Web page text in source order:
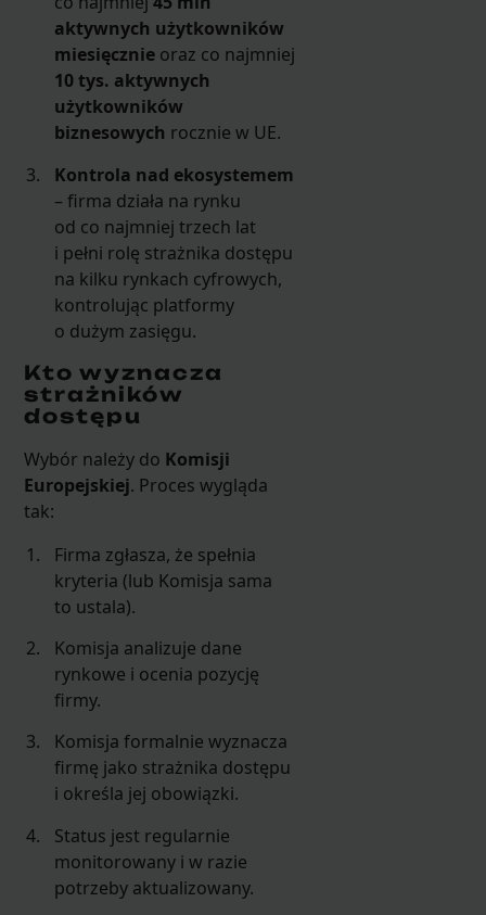
aktywnych użytkowników
miesięcznie oraz co najmniej
10 tys. aktywnych
użytkowników
biznesowych rocznie w UE.
Kontrola nad ekosystemem
– firma działa na rynku
od co najmniej trzech lat
i pełni rolę strażnika dostępu
na kilku rynkach cyfrowych,
kontrolując platformy
o dużym zasięgu.
Kto wyznacza
strażników
dostępu
Wybór należy do Komisji
Europejskiej. Proces wygląda
tak:
Firma zgłasza, że spełnia
kryteria (lub Komisja sama
to ustala).
Komisja analizuje dane
rynkowe i ocenia pozycję
firmy.
Komisja formalnie wyznacza
firmę jako strażnika dostępu
i określa jej obowiązki.
Status jest regularnie
monitorowany i w razie
potrzeby aktualizowany.